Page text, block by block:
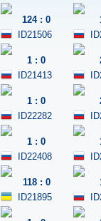
124: 0
ID21506
1 : 0
ID21413
1 : 0
ID22282
1 : 0
ID22408
118: 0
ID21895